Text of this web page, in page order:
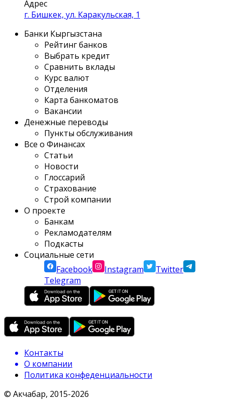
Адрес
г. Бишкек, ул. Каракульская, 1
Банки Кыргызстана
Рейтинг банков
Выбрать кредит
Сравнить вклады
Курс валют
Отделения
Карта банкоматов
Вакансии
Денежные переводы
Пункты обслуживания
Все о Финансах
Статьи
Новости
Глоссарий
Страхование
Строй компании
О проекте
Банкам
Рекламодателям
Подкасты
Социальные сети
Facebook
Instagram
Twitter
Telegram
Контакты
О компании
Политика конфеденциальности
© Акчабар, 2015-2026